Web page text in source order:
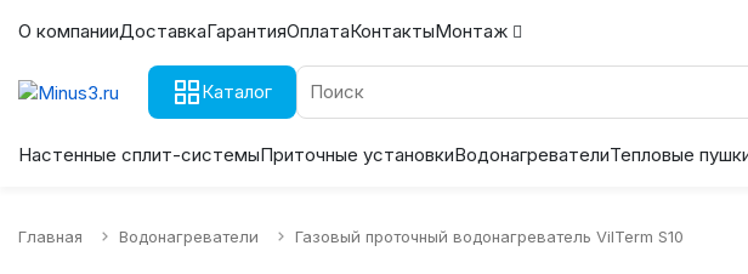
О компанииДоставкаГарантияОплатаКонтактыМонтаж
Каталог
Настенные сплит-системыПриточные установкиВодонагревателиТепловые
Главная Водонагреватели Газовый проточный водонагреватель VilTerm S10